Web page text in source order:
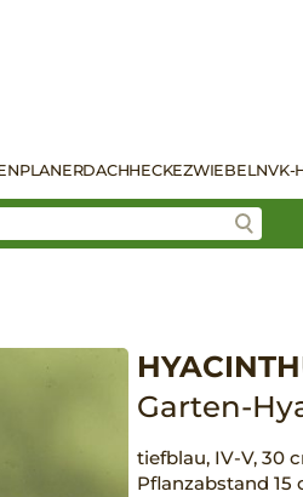
DACHHECKEZWIEBELNVK-
Garten-
tiefblau, IV-V, 30
Pflanzabstand 15